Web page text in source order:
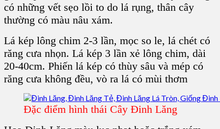
có những vết sẹo lồi to do lá rụng, thân cây
thường có màu nâu xám.
Lá kép lông chim 2-3 lần, mọc so le, lá chét có
răng cưa nhọn. Lá kép 3 lần xẻ lông chim, dài
20-40cm. Phiến lá kép có thùy sâu và mép có
răng cưa không đều, vò ra lá có mùi thơm
Đặc điểm hình thái Cây Đinh Lăng